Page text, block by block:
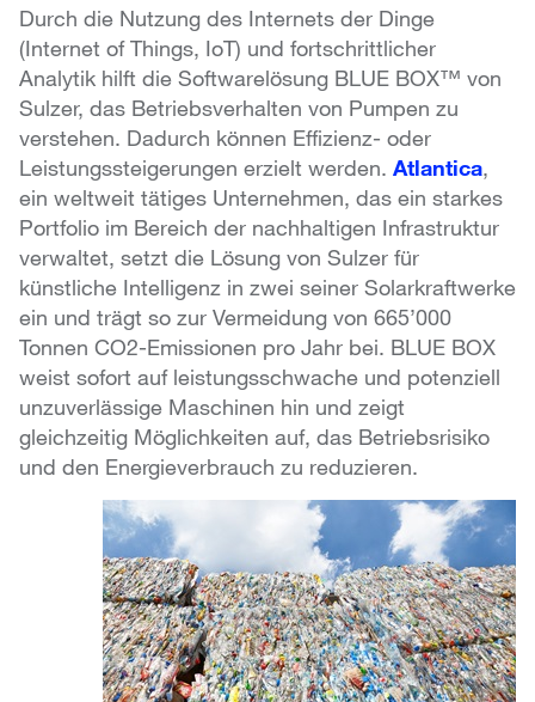
Durch die Nutzung des Internets der Dinge
(Internet of Things, IoT) und fortschrittlicher
Analytik hilft die Softwarelösung BLUE BOX™ von
Sulzer, das Betriebsverhalten von Pumpen zu
verstehen. Dadurch können Effizienz- oder
Leistungssteigerungen erzielt werden. Atlantica,
ein weltweit tätiges Unternehmen, das ein starkes
Portfolio im Bereich der nachhaltigen Infrastruktur
verwaltet, setzt die Lösung von Sulzer für
künstliche Intelligenz in zwei seiner Solarkraftwerke
ein und trägt so zur Vermeidung von 665’000
Tonnen CO2-Emissionen pro Jahr bei. BLUE BOX
weist sofort auf leistungsschwache und potenziell
unzuverlässige Maschinen hin und zeigt
gleichzeitig Möglichkeiten auf, das Betriebsrisiko
und den Energieverbrauch zu reduzieren.